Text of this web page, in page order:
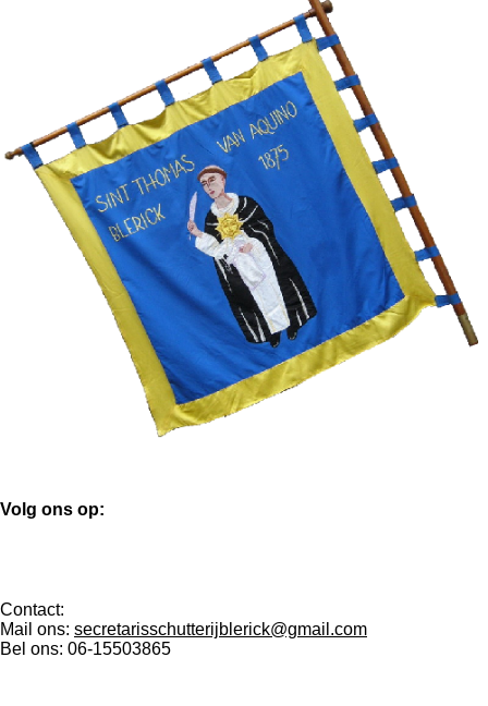
Volg ons op:
c
e
b
Contact:
Mail ons: secretarisschutterijblerick@gmail.com
Bel ons: 06-15503865